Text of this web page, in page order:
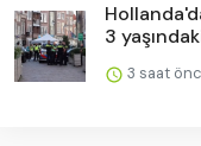
3
3 saat